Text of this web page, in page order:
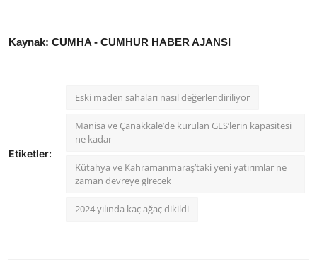
Kaynak: CUMHA - CUMHUR HABER AJANSI
Etiketler:
Eski maden sahaları nasıl değerlendiriliyor
Manisa ve Çanakkale’de kurulan GES’lerin kapasitesi
ne kadar
Kütahya ve Kahramanmaraş’taki yeni yatırımlar ne
zaman devreye girecek
2024 yılında kaç ağaç dikildi